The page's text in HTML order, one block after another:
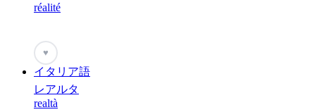
réalité
♥
イタリア語
レアルタ
realtà